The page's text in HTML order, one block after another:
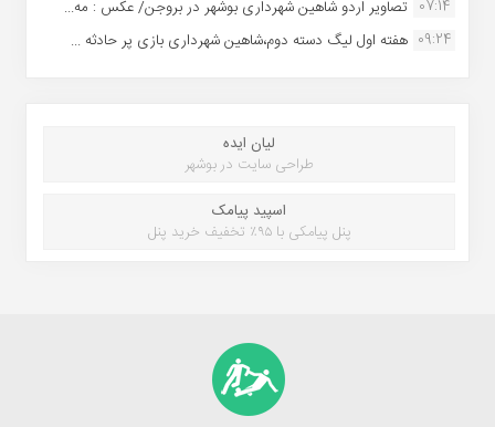
07:14 تصاویر اردو شاهین شهرداری بوشهر در بروجن/ عکس : مه...
09:24 هفته اول لیگ دسته دوم،شاهین شهرداری بازی پر حادثه ...
لیان ایده
طراحی سایت در بوشهر
اسپید پیامک
پنل پیامکی با ۹۵٪ تخفیف خرید پنل